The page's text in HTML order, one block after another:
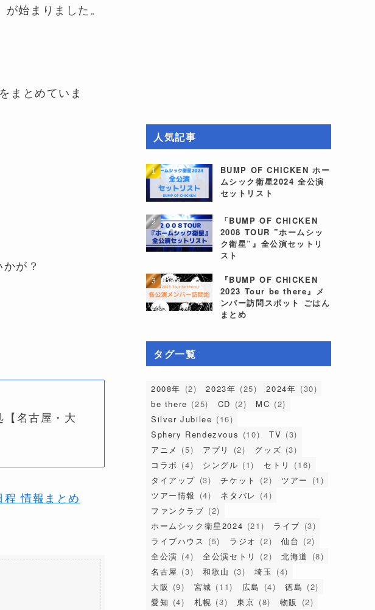
始まりました。
まとめていま
が？
名古屋・大
情報まとめ
人気記事
BUMP OF CHICKEN ホー
ムシック衛星2024 全公演
セットリスト
「BUMP OF CHICKEN
2008 TOUR ”ホームシッ
ク衛星”』全公演セットリ
スト
『BUMP OF CHICKEN
2023 Tour be there』メ
ンバー訪問スポット ごはん
まとめ
タグ一覧
2008年 (2) 2023年 (25) 2024年 (30)
be there (25) CD (2) MC (2)
Silver Jubilee (16)
Sphery Rendezvous (10) TV (3)
アニメ (5) アプリ (2) グッズ (3)
コラボ (4) シングル (1) セトリ
(16)
タイアップ (3) チケット (2) ツアー (1)
ツアー情報 (4) ネタバレ (4)
ファンクラブ (2)
ホームシック衛星2024 (21) ライブ (3)
ライブハウス (5) ラジオ (2) 仙台 (2)
全公演 (4) 全公演セトリ (2) 北海道 (8)
名古屋 (3) 和歌山 (3) 埼玉 (4)
大阪 (9) 宮城 (11) 広島 (4) 徳島 (2)
愛知 (4) 札幌 (3) 東京 (8) 物販
(2)